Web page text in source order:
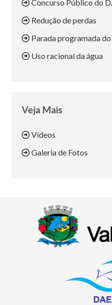
Concurso Público do
Redução de perdas
Parada programada
Uso racional da água
Veja Mais
Vídeos
Galeria de Fotos